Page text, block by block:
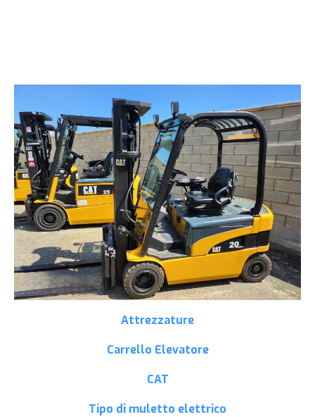
Attrezzature
Carrello Elevatore
CAT
Tipo di muletto elettrico